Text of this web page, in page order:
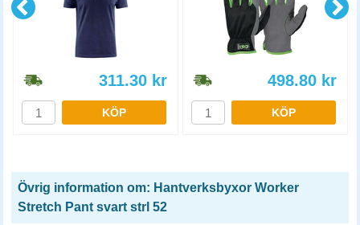
311.30 kr
KÖP
498.80 kr
KÖP
Övrig information om: Hantverksbyxor Worker
Stretch Pant svart strl 52